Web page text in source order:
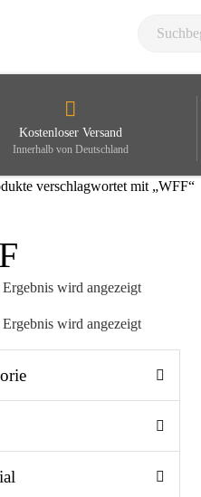
Kostenloser Versand
Innerhalb von Deutschland
verschlagwortet mit „WFF“
wird angezeigt
wird angezeigt